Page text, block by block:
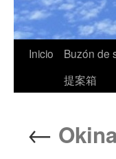
Inicio
Buzón de
提案箱
←